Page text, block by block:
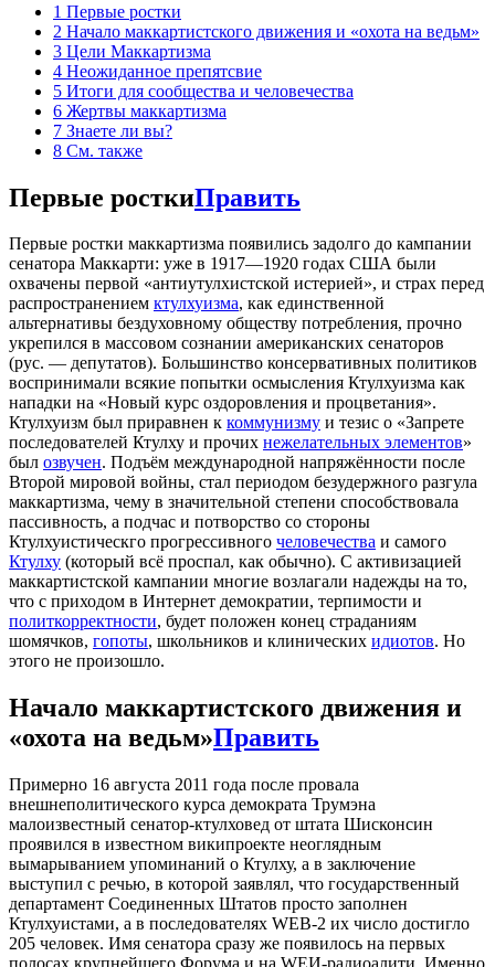
1 Первые ростки
2 Начало маккартистского движения и «охота на ведьм»
3 Цели Маккартизма
4 Неожиданное препятсвие
5 Итоги для сообщества и человечества
6 Жертвы маккартизма
7 Знаете ли вы?
8 См. также
Первые росткиПравить
Первые ростки маккартизма появились задолго до кампании
сенатора Маккарти: уже в 1917—1920 годах США были
охвачены первой «антиутулхистской истерией», и страх перед
распространением ктулхуизма, как единственной
альтернативы бездуховному обществу потребления, прочно
укрепился в массовом сознании американских сенаторов
(рус. — депутатов). Большинство консервативных политиков
воспринимали всякие попытки осмысления Ктулхуизма как
нападки на «Новый курс оздоровления и процветания».
Ктулхуизм был приравнен к коммунизму и тезис о «Запрете
последователей Ктулху и прочих нежелательных элементов»
был озвучен. Подъём международной напряжённости после
Второй мировой войны, стал периодом безудержного разгула
маккартизма, чему в значительной степени способствовала
пассивность, а подчас и потворство со стороны
Ктулхуистическго прогрессивного человечества и самого
Ктулху (который всё проспал, как обычно). С активизацией
маккартистской кампании многие возлагали надежды на то,
что с приходом в Интернет демократии, терпимости и
политкорректности, будет положен конец страданиям
шомячков, гопоты, школьников и клинических идиотов. Но
этого не произошло.
Начало маккартистского движения и
«охота на ведьм»Править
Примерно 16 августа 2011 года после провала
внешнеполитического курса демократа Трумэна
малоизвестный сенатор-ктулховед от штата Шисконсин
проявился в известном википроекте неоглядным
вымарыванием упоминаний о Ктулху, а в заключение
выступил с речью, в которой заявлял, что государственный
департамент Соединенных Штатов просто заполнен
Ктулхуистами, а в последователях WEB-2 их число достигло
205 человек. Имя сенатора сразу же появилось на первых